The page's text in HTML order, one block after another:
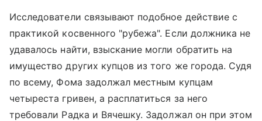
Исследователи связывают подобное действие с
практикой косвенного "рубежа". Если должника не
удавалось найти, взыскание могли обратить на
имущество других купцов из того же города. Судя
по всему, Фома задолжал местным купцам
четыреста гривен, а расплатиться за него
требовали Радка и Вячешку. Задолжал он при этом